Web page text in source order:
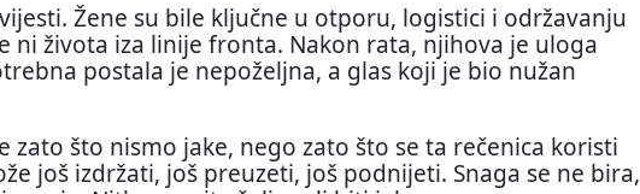
Žene su bile ključne u otporu, logistici i održavanju
ni života iza linije fronta. Nakon rata, njihova je uloga
postala je nepoželjna, a glas koji je bio nužan
zato što nismo jake, nego zato što se ta rečenica koristi
još izdržati, još preuzeti, još podnijeti. Snaga se ne bira,